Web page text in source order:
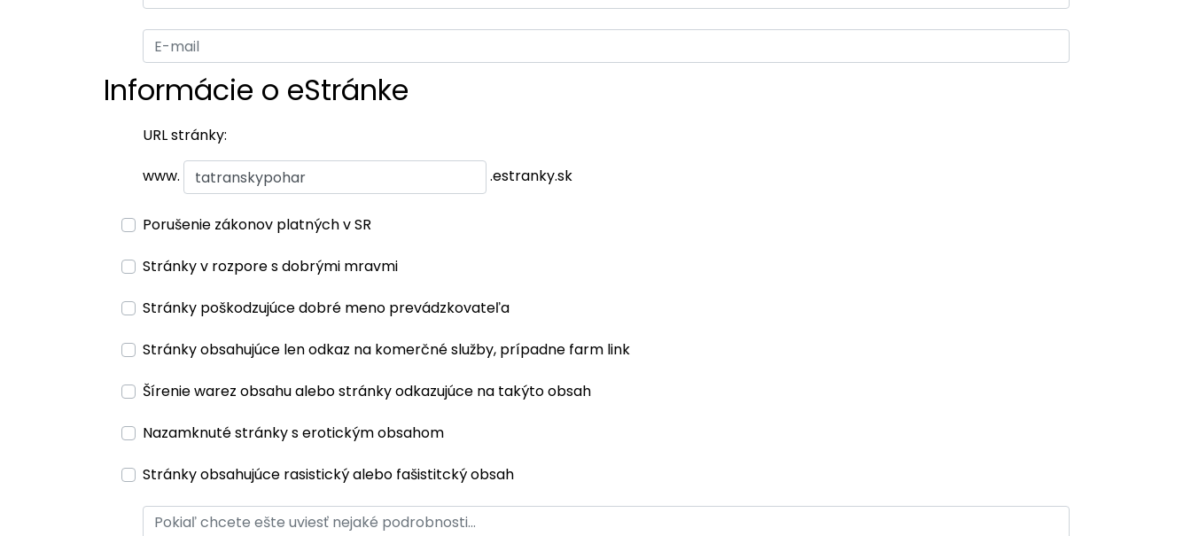
Informácie o eStránke
URL stránky:
www. .estranky.sk
Porušenie zákonov platných v SR
Stránky v rozpore s dobrými mravmi
Stránky poškodzujúce dobré meno prevádzkovateľa
Stránky obsahujúce len odkaz na komerčné služby, prípadne farm link
Šírenie warez obsahu alebo stránky odkazujúce na takýto obsah
Nazamknuté stránky s erotickým obsahom
Stránky obsahujúce rasistický alebo fašistitcký obsah